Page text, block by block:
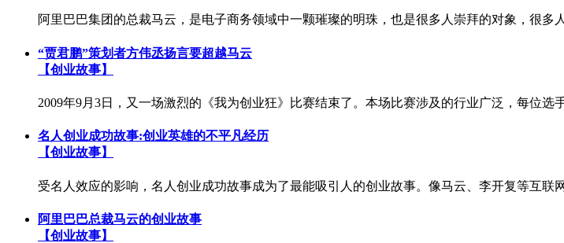
阿里巴巴集团的总裁马云，是电子商务领域中一颗璀璨的明珠，也是很多人崇拜的对象，很多
“贾君鹏”策划者方伟丞扬言要超越马云
【创业故事】
2009年9月3日，又一场激烈的《我为创业狂》比赛结束了。本场比赛涉及的行业广泛，每位选
名人创业成功故事:创业英雄的不平凡经历
【创业故事】
受名人效应的影响，名人创业成功故事成为了最能吸引人的创业故事。像马云、李开复等互联
阿里巴巴总裁马云的创业故事
【创业故事】